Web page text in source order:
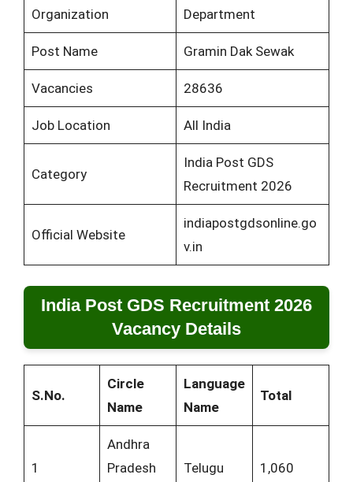
Organization
Department
Post Name Gramin Dak Sewak
Vacancies 28636
Job Location All India
Category
India Post GDS
Recruitment 2026
Official Website
indiapostgdsonline.go
v.in
India Post GDS Recruitment 2026
Vacancy Details
S.No.
Circle
Name
Language
Name
Total
1
Andhra
Pradesh
Telugu 1,060